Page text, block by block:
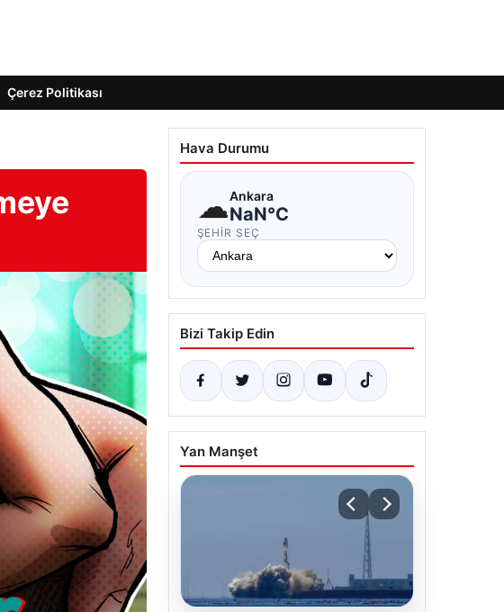
Çerez Politikası
Hava Durumu
☁Ankara
NaN°C
ŞEHIR SEÇ
Bizi Takip Edin
Yan Manşet